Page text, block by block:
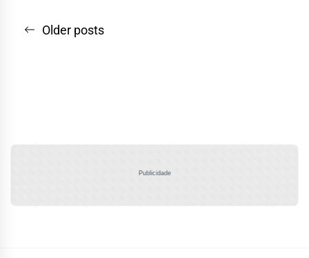
Navegação
Older posts
Publicidade